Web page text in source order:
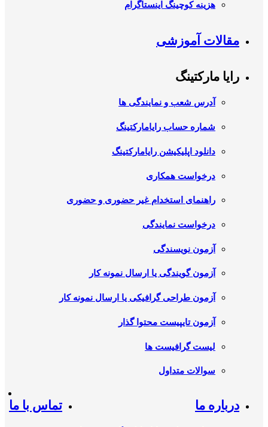
هزینه کوچینگ اینستاگرام
مقالات آموزشی
رایا مارکتینگ
آدرس شعب و نمایندگی ها
شماره حساب رایامارکتینگ
دانلود اپلیکیشن رایامارکتینگ
درخواست همکاری
راهنمای استخدام غیر حضوری و حضوری
درخواست نمایندگی
آزمون نویسندگی
آزمون گویندگی یا ارسال نمونه کار
آزمون طراحی گرافیکی یا ارسال نمونه کار
آزمون تایپیست محتوا گذار
لیست گرافیست ها
سوالات متداول
درباره ما تماس با ما